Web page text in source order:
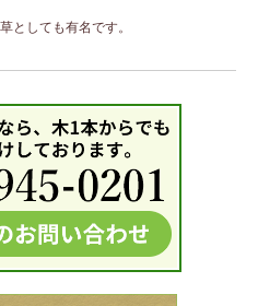
としても有名です。